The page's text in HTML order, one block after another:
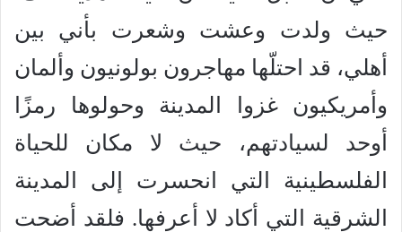
حيث ولدت وعشت وشعرت بأني بين
أهلي، قد احتلّها مهاجرون بولونيون وألمان
وأمريكيون غزوا المدينة وحولوها رمزًا
أوحد لسيادتهم، حيث لا مكان للحياة
الفلسطينية التي انحسرت إلى المدينة
الشرقية التي أكاد لا أعرفها. فلقد أضحت